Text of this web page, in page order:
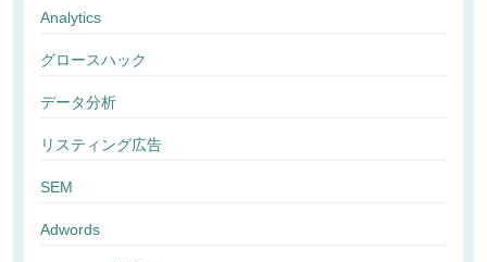
Analytics
グロースハック
データ分析
リスティング広告
SEM
Adwords